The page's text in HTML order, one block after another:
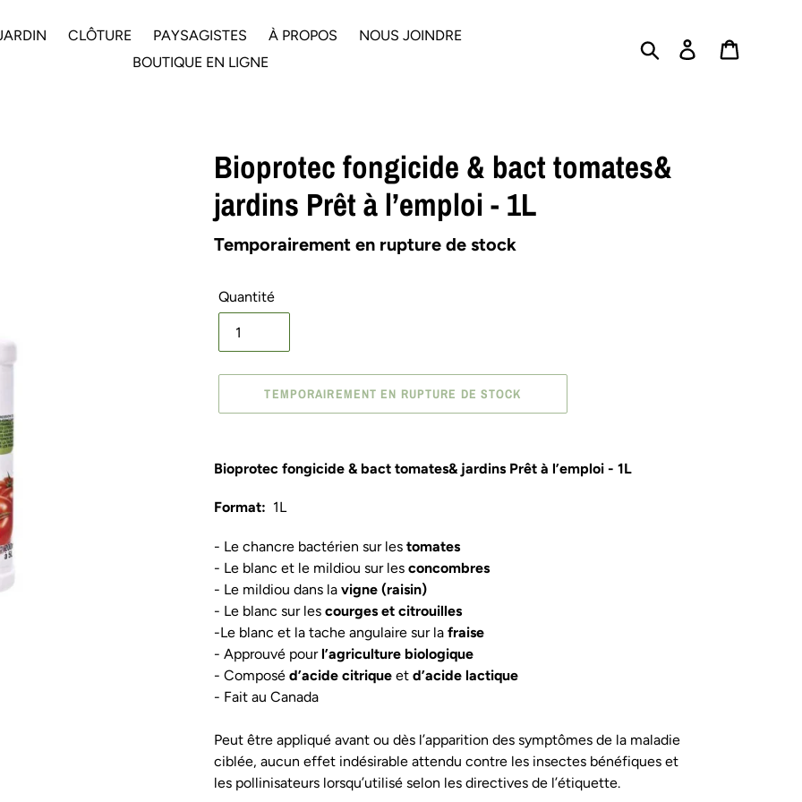
CLÔTURE PAYSAGISTES À PROPOS
NOUS JOINDRE
BOUTIQUE EN LIGNE
RechercherSe connecter
Bioprotec fongicide & bact tomates&
jardins Prêt à l’emploi - 1L
Disponibilité
Temporairement en rupture de stock
Quantité
TEMPORAIREMENT EN RUPTURE DE STOCK
d'un
à
panier
Bioprotec fongicide & bact tomates& jardins Prêt à l’emploi - 1L
Format: 1L
- Le chancre bactérien sur les tomates
- Le blanc et le mildiou sur les concombres
- Le mildiou dans la vigne (raisin)
- Le blanc sur les courges et citrouilles
-Le blanc et la tache angulaire sur la fraise
- Approuvé pourl’agriculture biologique
- Composé d’acide citrique et d’acide lactique
- Fait au Canada
Peut être appliqué avant ou dès l’apparition des symptômes de la maladie
ciblée, aucun effet indésirable attendu contre les insectes bénéfiques et
les pollinisateurs lorsqu’utilisé selon les directives de l’étiquette.